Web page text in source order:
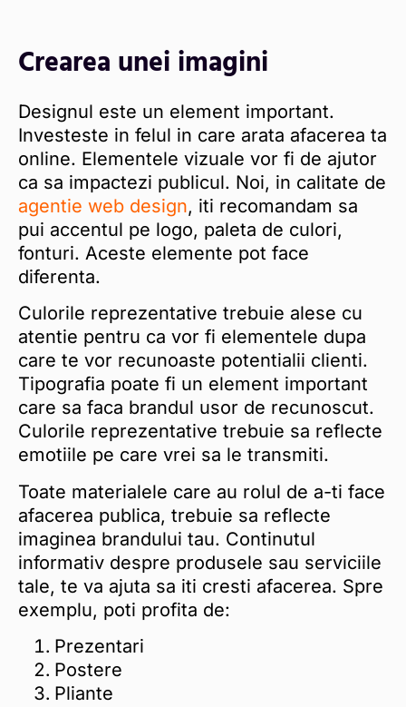
Crearea unei imagini
Designul este un element important.
Investeste in felul in care arata afacerea ta
online. Elementele vizuale vor fi de ajutor
ca sa impactezi publicul. Noi, in calitate de
agentie web design, iti recomandam sa
pui accentul pe logo, paleta de culori,
fonturi. Aceste elemente pot face
diferenta.
Culorile reprezentative trebuie alese cu
atentie pentru ca vor fi elementele dupa
care te vor recunoaste potentialii clienti.
Tipografia poate fi un element important
care sa faca brandul usor de recunoscut.
Culorile reprezentative trebuie sa reflecte
emotiile pe care vrei sa le transmiti.
Toate materialele care au rolul de a-ti face
afacerea publica, trebuie sa reflecte
imaginea brandului tau. Continutul
informativ despre produsele sau serviciile
tale, te va ajuta sa iti cresti afacerea. Spre
exemplu, poti profita de:
Prezentari
Postere
Pliante